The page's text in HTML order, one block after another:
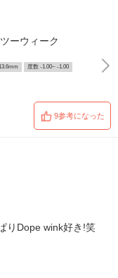
ーウィーク
度数 -1.00~ -1.00
9参考になった
りDope wink好き!笑